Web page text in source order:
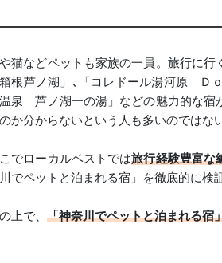
猫などペットも家族の一員。旅行に
根芦ノ湖」､「コレドール湯河原 Ｄ
泉 芦ノ湖一の湯」などの魅力的な宿
か分からないという人も多いのではな
でローカルベストでは旅行経験豊富な
でペットと泊まれる宿」を徹底的に検
上で、 「神奈川でペットと泊まれる宿